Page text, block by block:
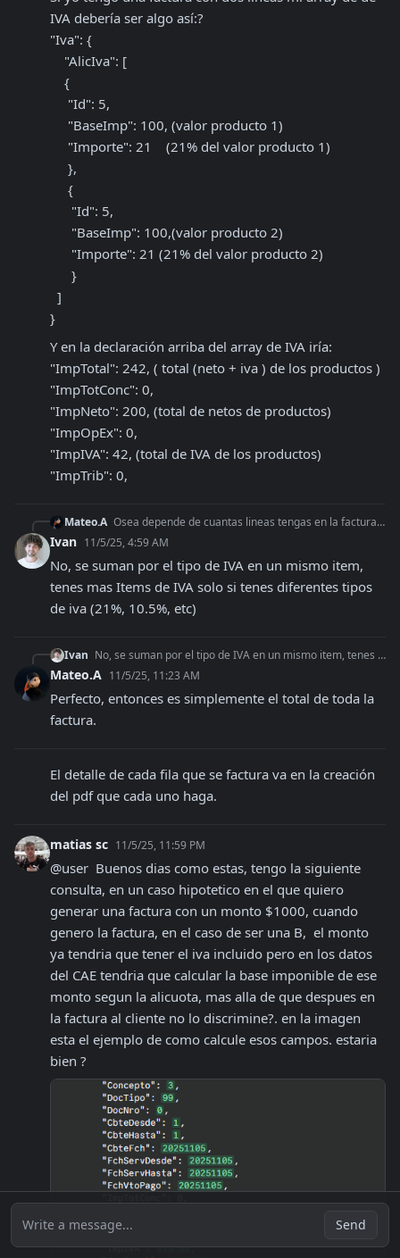
IVA debería ser algo así:?
"Iva": {
}
Y en la declaración arriba del array de IVA iría:
"ImpTotal": 242, ( total (neto + iva ) de los productos )
"ImpTotConc": 0,
"ImpNeto": 200, (total de netos de productos)
"ImpOpEx": 0,
"ImpIVA": 42, (total de IVA de los productos)
"ImpTrib": 0,
Mateo.A Osea depende de cuantas lineas tengas en la factura también? Si yo tengo una factura con dos líneas mi array de de IVA debería ser algo así:? "Iva": { "Alic
Ivan 11/5/25, 4:59 AM
No, se suman por el tipo de IVA en un mismo item,
tenes mas Items de IVA solo si tenes diferentes tipos
de iva (21%, 10.5%, etc)
Ivan No, se suman por el tipo de IVA en un mismo item, tenes mas Items de IVA solo si tenes diferentes tipos de iva (21%, 10.5%, etc)
Mateo.A 11/5/25, 11:23 AM
Perfecto, entonces es simplemente el total de toda la
factura.
El detalle de cada fila que se factura va en la creación
del pdf que cada uno haga.
matias sc 11/5/25, 11:59 PM
@user  Buenos dias como estas, tengo la siguiente
consulta, en un caso hipotetico en el que quiero
generar una factura con un monto $1000, cuando
genero la factura, en el caso de ser una B,  el monto
ya tendria que tener el iva incluido pero en los datos
del CAE tendria que calcular la base imponible de ese
monto segun la alicuota, mas alla de que despues en
la factura al cliente no lo discrimine?. en la imagen
esta el ejemplo de como calcule esos campos. estaria
bien ?
Write a message... Send